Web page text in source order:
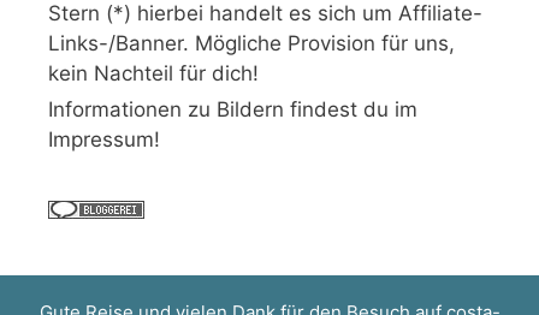
Stern (*) hierbei handelt es sich um Affiliate-
Links-/Banner. Mögliche Provision für uns,
kein Nachteil für dich!
Informationen zu Bildern findest du im
Impressum!